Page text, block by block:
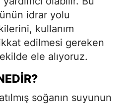
idrar yolu
kullanım
edilmesi gereken
ele alıyoruz.
soğanın suyunun